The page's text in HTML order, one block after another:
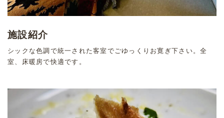
施設紹介
シックな色調で統一された客室でごゆっくりお寛ぎ下さい。全
室、床暖房で快適です。